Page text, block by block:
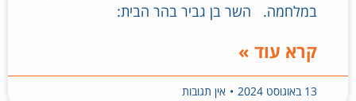
במלחמה. השר בן גביר בהר הבית:
קרא עוד »
13 באוגוסט 2024 אין תגובות